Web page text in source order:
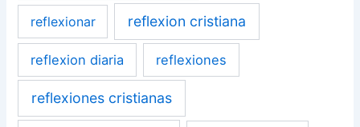
reflexionar reflexion cristiana
reflexion diaria reflexiones
reflexiones cristianas